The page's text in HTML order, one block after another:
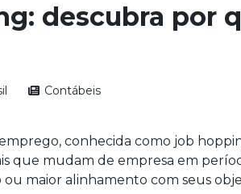
descubra por
Contábeis
conhecida como job
que mudam de empresa em
maior alinhamento com seus